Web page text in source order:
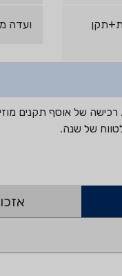
ועדה
של אוסף תקנים
של שנה.